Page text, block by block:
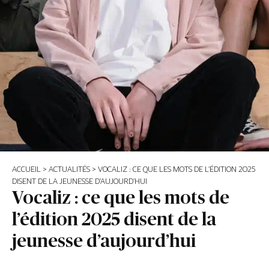
ACCUEIL > ACTUALITÉS > VOCALIZ : CE QUE LES MOTS DE L’ÉDITION 2025
DISENT DE LA JEUNESSE D’AUJOURD’HUI
Vocaliz : ce que les mots de
l’édition 2025 disent de la
jeunesse d’aujourd’hui